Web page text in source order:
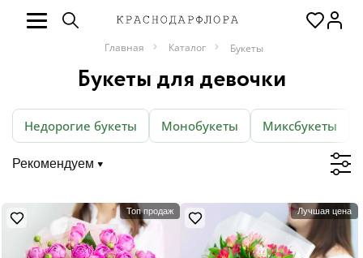
Главная Каталог Букеты
Букеты для девочки
Недорогие букеты Монобукеты Миксбукеты
Рекомендуем
Топ продаж Лучшая цена